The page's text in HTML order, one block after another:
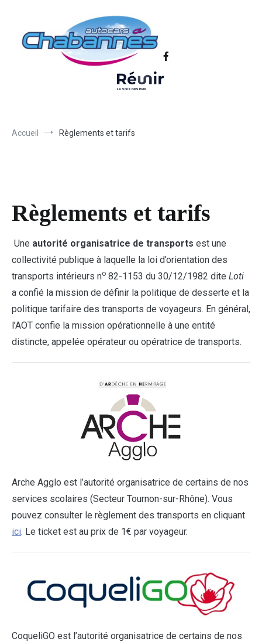
Autocars Chabannes | Transport en
Transport scolaire, Transports de personnel en Drôme Ardèche,
Transport touristique France et Europe
Accueil Règlements et tarifs
Règlements et tarifs
Une autorité organisatrice de transports est une
collectivité publique à laquelle la loi d’orientation des
transports intérieurs no 82-1153 du 30/12/1982 dite Loti
a confié la mission de définir la politique de desserte et la
politique tarifaire des transports de voyageurs. En général,
l’AOT confie la mission opérationnelle à une entité
distincte, appelée opérateur ou opératrice de transports.
Arche Agglo est l’autorité organisatrice de certains de nos
services scolaires (Secteur Tournon-sur-Rhône). Vous
pouvez consulter le règlement des transports en cliquant
ici. Le ticket est au prix de 1€ par voyageur.
CoqueliGO est l’autorité organisatrice de certains de nos